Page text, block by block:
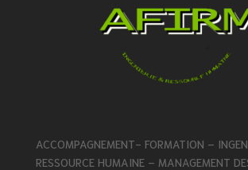
ACCOMPAGNEMENT- FORMATION –
RESSOURCE HUMAINE – MANAGEMENT